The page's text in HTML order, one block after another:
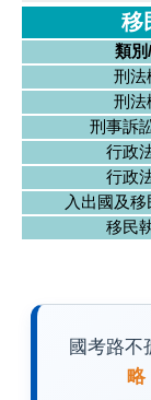
移
類
刑法
刑法
刑事訴
行政
行政
入出國及
移民
國考路不
略